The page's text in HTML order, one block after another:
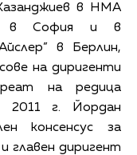
в НМА
в София и в
в Берлин,
на диригенти
на редица
2011 г. Йордан
консенсус за
главен диригент